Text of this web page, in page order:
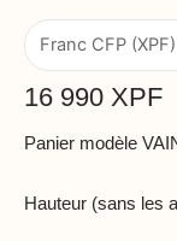
16 990 XPF
Panier modèle
Hauteur (sans les